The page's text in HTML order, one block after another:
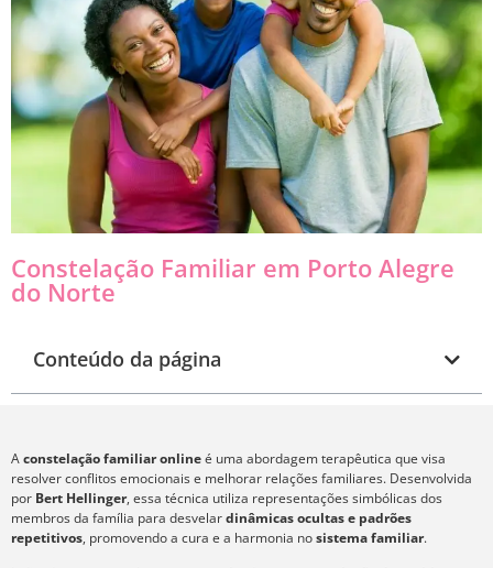
Constelação Familiar em Porto Alegre
do Norte
Conteúdo da página
Aconstelação familiar onlineé uma abordagem terapêutica que visa
resolver conflitos emocionais e melhorar relações familiares. Desenvolvida
por Bert Hellinger, essa técnica utiliza representações simbólicas dos
membros da família para desvelardinâmicas ocultas e padrões
repetitivos, promovendo a cura e a harmonia nosistema familiar.